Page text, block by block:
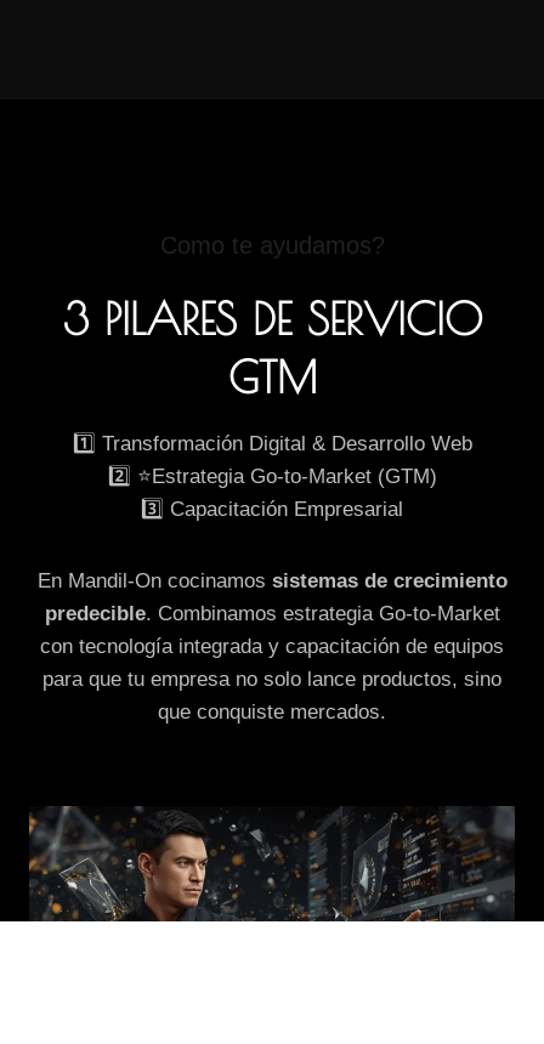
Como te ayudamos?
3 PILARES DE SERVICIO
GTM
1️⃣ Transformación Digital & Desarrollo Web
2️⃣ ⭐Estrategia Go-to-Market (GTM)
3️⃣ Capacitación Empresarial
En Mandil-On cocinamos sistemas de crecimiento
predecible. Combinamos estrategia Go-to-Market
con tecnología integrada y capacitación de equipos
para que tu empresa no solo lance productos, sino
que conquiste mercados.